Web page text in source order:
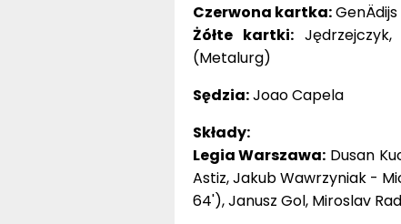
Czerwona kartka:
Żółte kartki:Jędrzejczyk,
(Metalurg)
Sędzia:Joao Capela
Składy:
Legia Warszawa: Dusan
Astiz, Jakub Wawrzyniak -
64'), Janusz Gol, Miroslav